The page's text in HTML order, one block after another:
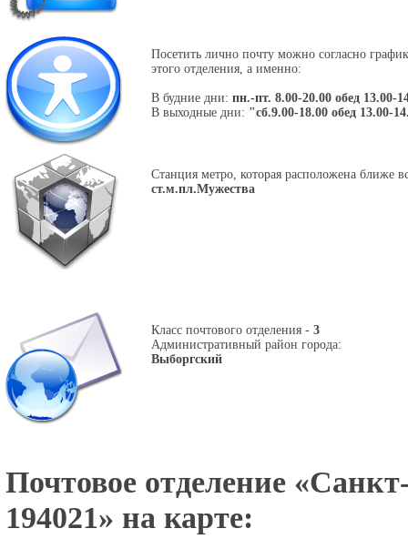
Посетить лично почту можно согласно
этого отделения, а именно:
В будние дни: пн.-пт. 8.00-20.00 обед 13.00-
В выходные дни: "сб.9.00-18.00 обед 13.00-
Станция метро, которая расположена ближе
ст.м.пл.Мужества
Класс почтового отделения - 3
Административный район города:
Выборгский
Почтовое отделение «
194021» на карте: